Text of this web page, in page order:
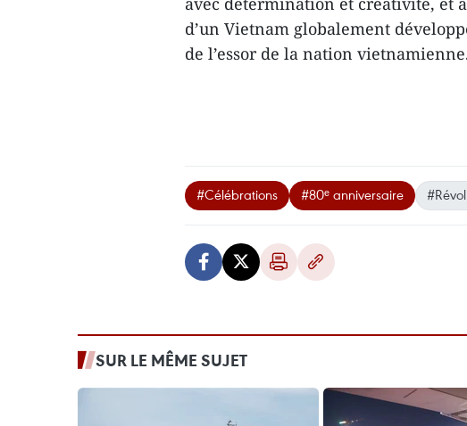
d’un Vietnam globalement
de l’essor de la nation
#Célébrations #80ᵉ anniversaire
SUR LE MÊME SUJET